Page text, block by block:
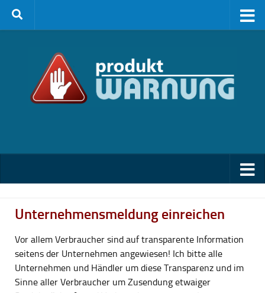
Zum Inhalt springen
Unternehmensmeldung einreichen
Vor allem Verbraucher sind auf transparente Information
seitens der Unternehmen angewiesen! Ich bitte alle
Unternehmen und Händler um diese Transparenz und im
Sinne aller Verbraucher um Zusendung etwaiger